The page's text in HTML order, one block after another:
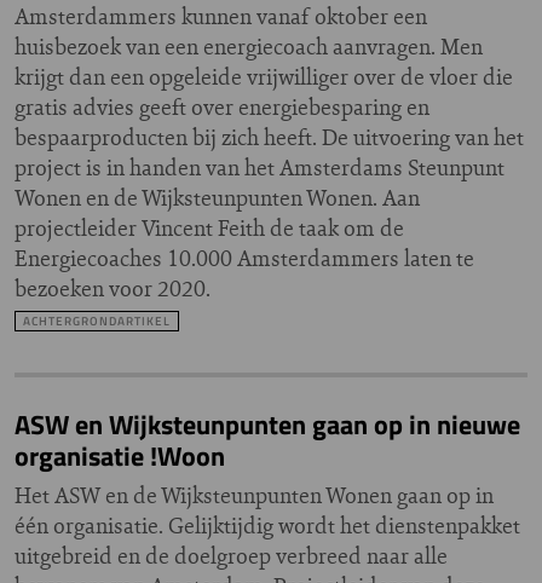
Amsterdammers kunnen vanaf oktober een
huisbezoek van een energiecoach aanvragen. Men
krijgt dan een opgeleide vrijwilliger over de vloer die
gratis advies geeft over energiebesparing en
bespaarproducten bij zich heeft. De uitvoering van het
project is in handen van het Amsterdams Steunpunt
Wonen en de Wijksteunpunten Wonen. Aan
projectleider Vincent Feith de taak om de
Energiecoaches 10.000 Amsterdammers laten te
bezoeken voor 2020.
ACHTERGRONDARTIKEL
ASW en Wijksteunpunten gaan op in nieuwe
organisatie !Woon
Het ASW en de Wijksteunpunten Wonen gaan op in
één organisatie. Gelijktijdig wordt het dienstenpakket
uitgebreid en de doelgroep verbreed naar alle